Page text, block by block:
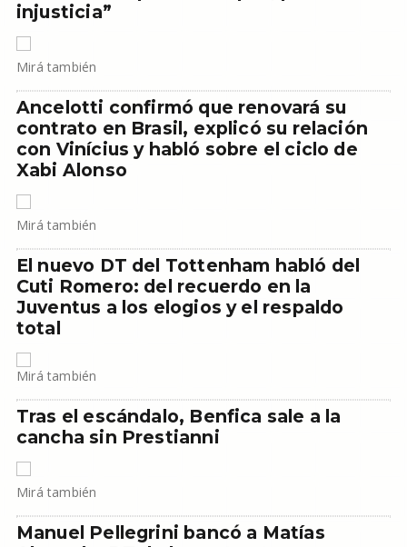
injusticia”
Mirá también
Ancelotti confirmó que renovará su
contrato en Brasil, explicó su relación
con Vinícius y habló sobre el ciclo de
Xabi Alonso
Mirá también
El nuevo DT del Tottenham habló del
Cuti Romero: del recuerdo en la
Juventus a los elogios y el respaldo
total
Mirá también
Tras el escándalo, Benfica sale a la
cancha sin Prestianni
Mirá también
Manuel Pellegrini bancó a Matías